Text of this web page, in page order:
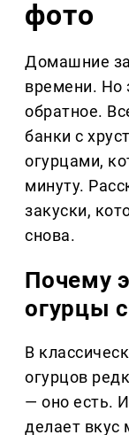
фото
Домашние
времени. Но
обратное.
банки с
огурцами,
минуту.
закуски,
снова.
Почему
огурцы
В
огурцов
— оно есть.
делает вкус